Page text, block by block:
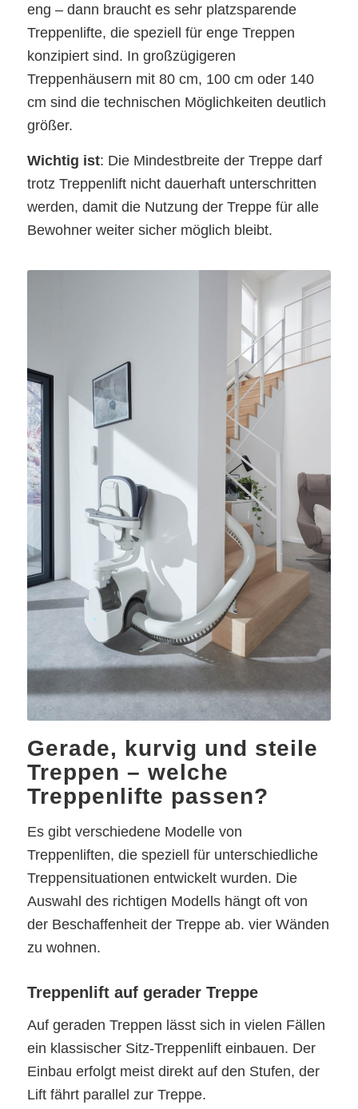
eng – dann braucht es sehr platzsparende
Treppenlifte, die speziell für enge Treppen
konzipiert sind. In großzügigeren
Treppenhäusern mit 80 cm, 100 cm oder 140
cm sind die technischen Möglichkeiten deutlich
größer.
Wichtig ist: Die Mindestbreite der Treppe darf
trotz Treppenlift nicht dauerhaft unterschritten
werden, damit die Nutzung der Treppe für alle
Bewohner weiter sicher möglich bleibt.
Gerade, kurvig und steile
Treppen – welche
Treppenlifte passen?
Es gibt verschiedene Modelle von
Treppenliften, die speziell für unterschiedliche
Treppensituationen entwickelt wurden. Die
Auswahl des richtigen Modells hängt oft von
der Beschaffenheit der Treppe ab. vier Wänden
zu wohnen.
Treppenlift auf gerader Treppe
Auf geraden Treppen lässt sich in vielen Fällen
ein klassischer Sitz-Treppenlift einbauen. Der
Einbau erfolgt meist direkt auf den Stufen, der
Lift fährt parallel zur Treppe.